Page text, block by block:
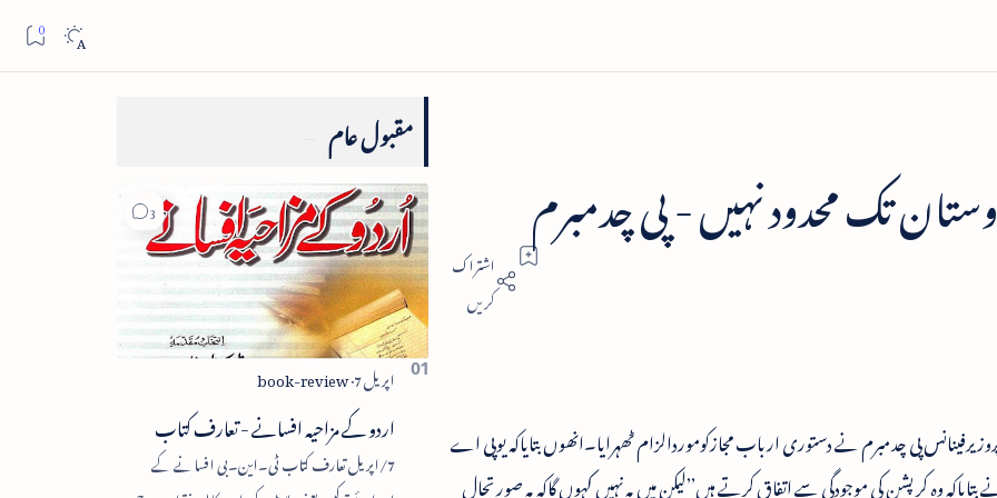
تک محدود نہیں - پی چدمبرم
پی چدمبرم نے دستوری ارباب مجازکوموردالزام ٹھہرایا۔انھوں بتایاکہ یوپی اے
وہ کرپشن کی موجودگی سے اتفاق کرتے ہیں’’لیکن میں یہ نہیں کہوں گاکہ یہ صورتحال
مقبول عام
اردو کے مزاحیہ افسانے - تعارف کتاب
7/اپریل تعارف کتاب ٹی۔این۔بی افسانے کے